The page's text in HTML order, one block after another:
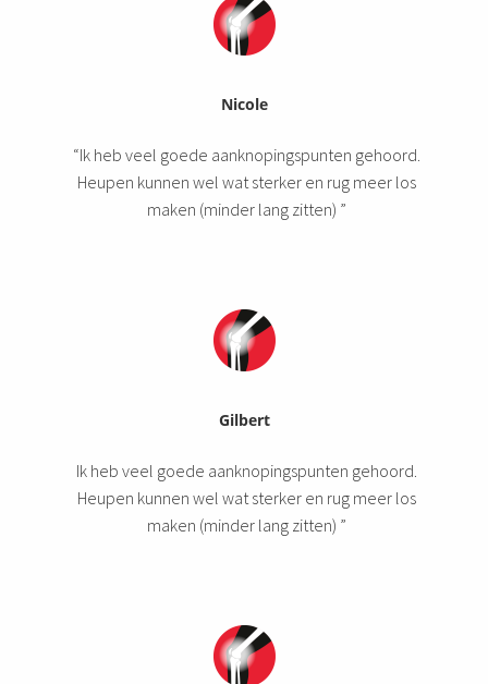
Nicole
“Ik heb veel goede aanknopingspunten gehoord.
Heupen kunnen wel wat sterker en rug meer los
maken (minder lang zitten) ”
Gilbert
Ik heb veel goede aanknopingspunten gehoord.
Heupen kunnen wel wat sterker en rug meer los
maken (minder lang zitten) ”